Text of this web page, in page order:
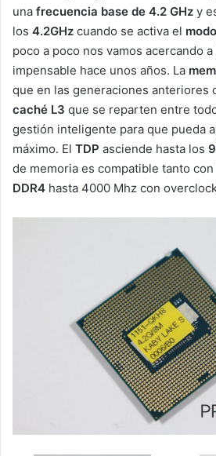
una frecuencia base de 4.2 GHz y
los 4.2GHz cuando se activa el
poco a poco nos vamos acercando
impensable hace unos años. La
que en las generaciones anteriores
caché L3 que se reparten entre
gestión inteligente para que pueda
máximo. El TDP asciende hasta los
de memoria es compatible tanto con
DDR4 hasta 4000 Mhz con